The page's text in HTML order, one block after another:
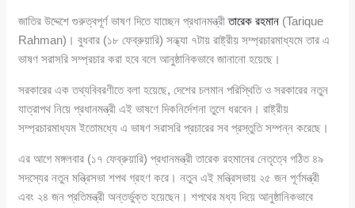
জাতির উদ্দেশে গুরুত্বপূর্ণ ভাষণ দিতে যাচ্ছেন প্রধানমন্ত্রীতারেক রহমান (Tarique
Rahman)। বুধবার (১৮ ফেব্রুয়ারি) সন্ধ্যা ৭টায় রাষ্ট্রীয় সম্প্রচারমাধ্যমে তার এ
ভাষণ সরাসরি সম্প্রচার করা হবে বলে আনুষ্ঠানিকভাবে জানানো হয়েছে।
সরকারের এক তথ্যবিবরণীতে বলা হয়েছে, দেশের চলমান পরিস্থিতি ও সরকারের নতুন
যাত্রাপথ নিয়ে প্রধানমন্ত্রী এই ভাষণে দিকনির্দেশনা তুলে ধরবেন। রাষ্ট্রীয়
সম্প্রচারমাধ্যম ইতোমধ্যে এ ভাষণ সরাসরি প্রচারের সব প্রস্তুতি সম্পন্ন করেছে।
এর আগে মঙ্গলবার (১৭ ফেব্রুয়ারি) প্রধানমন্ত্রী তারেক রহমানের নেতৃত্বে গঠিত ৪৯
সদস্যের নতুন মন্ত্রিসভা শপথ গ্রহণ করে। নতুন এই মন্ত্রিসভায় ২৫ জন পূর্ণমন্ত্রী
এবং ২৪ জন প্রতিমন্ত্রী অন্তর্ভুক্ত হয়েছেন। শপথের মধ্য দিয়ে আনুষ্ঠানিকভাবে